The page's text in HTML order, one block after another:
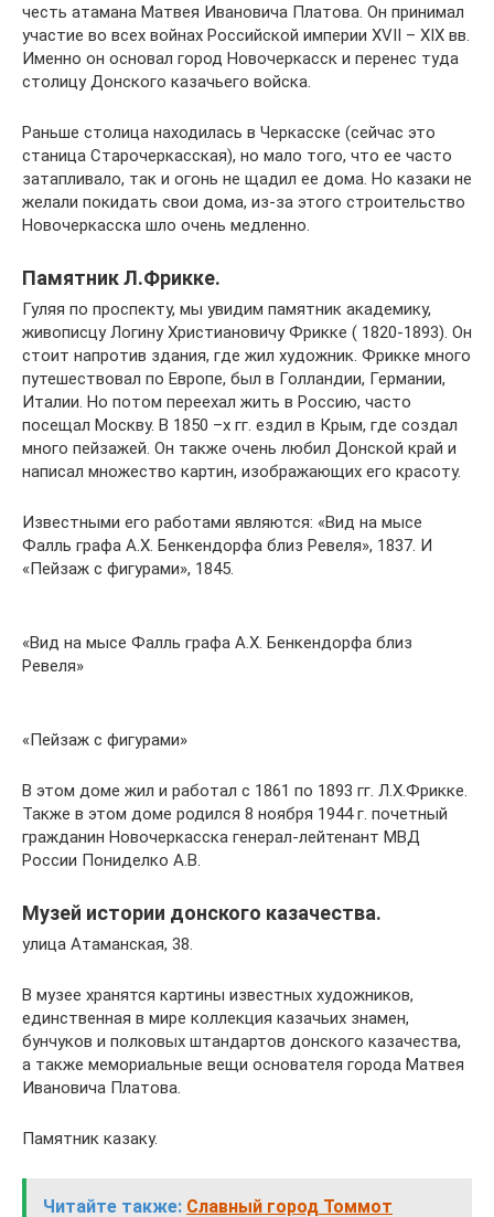
честь атамана Матвея Ивановича Платова. Он принимал
участие во всех войнах Российской империи XVII – XIX вв.
Именно он основал город Новочеркасск и перенес туда
столицу Донского казачьего войска.
Раньше столица находилась в Черкасске (сейчас это
станица Старочеркасская), но мало того, что ее часто
затапливало, так и огонь не щадил ее дома. Но казаки не
желали покидать свои дома, из-за этого строительство
Новочеркасска шло очень медленно.
Памятник Л.Фрикке.
Гуляя по проспекту, мы увидим памятник академику,
живописцу Логину Христиановичу Фрикке ( 1820-1893). Он
стоит напротив здания, где жил художник. Фрикке много
путешествовал по Европе, был в Голландии, Германии,
Италии. Но потом переехал жить в Россию, часто
посещал Москву. В 1850 –х гг. ездил в Крым, где создал
много пейзажей. Он также очень любил Донской край и
написал множество картин, изображающих его красоту.
Известными его работами являются: «Вид на мысе
Фалль графа А.Х. Бенкендорфа близ Ревеля», 1837. И
«Пейзаж с фигурами», 1845.
«Вид на мысе Фалль графа А.Х. Бенкендорфа близ
Ревеля»
«Пейзаж с фигурами»
В этом доме жил и работал с 1861 по 1893 гг. Л.Х.Фрикке.
Также в этом доме родился 8 ноября 1944 г. почетный
гражданин Новочеркасска генерал-лейтенант МВД
России Пониделко А.В.
Музей истории донского казачества.
улица Атаманская, 38.
В музее хранятся картины известных художников,
единственная в мире коллекция казачьих знамен,
бунчуков и полковых штандартов донского казачества,
а также мемориальные вещи основателя города Матвея
Ивановича Платова.
Памятник казаку.
Читайте также: Славный город Томмот